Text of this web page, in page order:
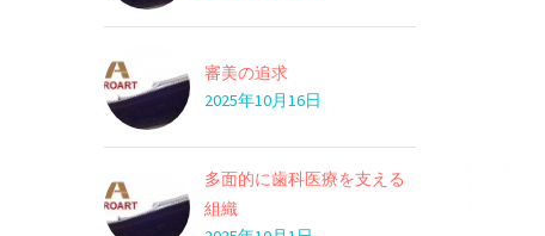
審美の追求
2025年10月16日
多面的に歯科医療を支える
組織